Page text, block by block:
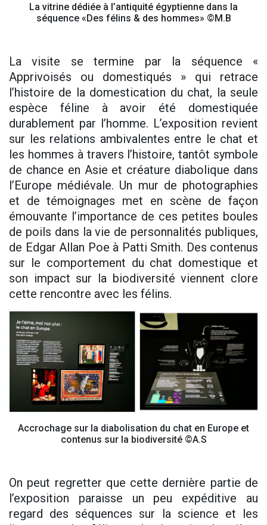
La vitrine dédiée à l’antiquité égyptienne dans la
séquence «Des félins & des hommes» ©M.B
La visite se termine par la séquence «
Apprivoisés ou domestiqués » qui retrace
l’histoire de la domestication du chat, la seule
espèce féline à avoir été domestiquée
durablement par l’homme. L’exposition revient
sur les relations ambivalentes entre le chat et
les hommes à travers l’histoire, tantôt symbole
de chance en Asie et créature diabolique dans
l’Europe médiévale. Un mur de photographies
et de témoignages met en scène de façon
émouvante l’importance de ces petites boules
de poils dans la vie de personnalités publiques,
de Edgar Allan Poe à Patti Smith. Des contenus
sur le comportement du chat domestique et
son impact sur la biodiversité viennent clore
cette rencontre avec les félins.
Accrochage sur la diabolisation du chat en Europe et
contenus sur la biodiversité ©A.S
On peut regretter que cette dernière partie de
l’exposition paraisse un peu expéditive au
regard des séquences sur la science et les